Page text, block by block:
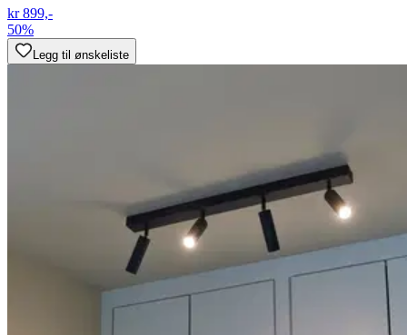
kr 899,-
50%
Legg til ønskeliste